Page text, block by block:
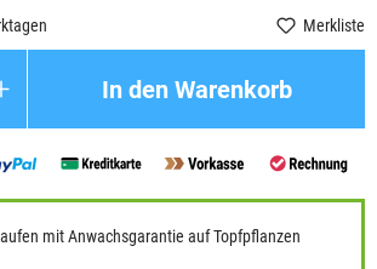
Merkliste
In den Warenkorb
mit Anwachsgarantie auf Topfpflanzen